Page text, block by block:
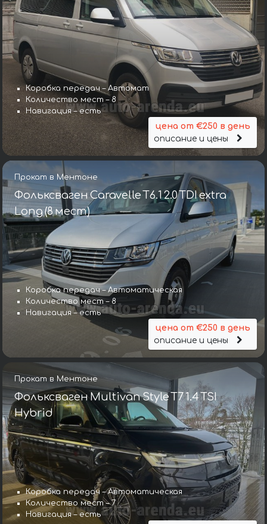
Коробка передач – Автомат
Количество мест – 8
Навигация – есть
цена от €250 в день
описание и цены
Прокат в Ментоне
Фольксваген Caravelle T6.1 2.0 TDI extra
Long (8 мест)
Коробка передач – Автоматическая
Количество мест – 8
Навигация – есть
цена от €250 в день
описание и цены
Прокат в Ментоне
Фольксваген Multivan Style T7 1.4 TSI
Hybrid
Коробка передач – Автоматическая
Количество мест – 7
Навигация – есть